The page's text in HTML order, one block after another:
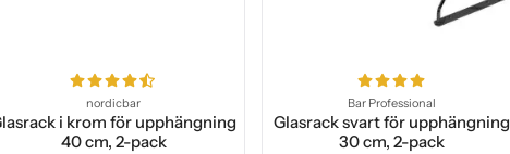
nordicbar
i krom för upphängning
40 cm, 2-pack
Bar Professional
Glasrack svart för upphängning
30 cm, 2-pack